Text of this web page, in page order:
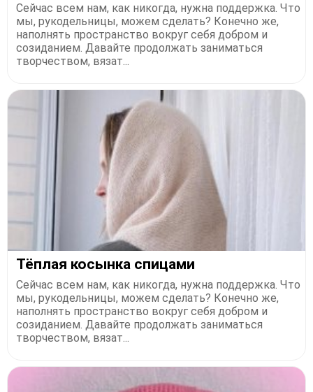
Сейчас всем нам, как никогда, нужна поддержка. Что
мы, рукодельницы, можем сделать? Конечно же,
наполнять пространство вокруг себя добром и
созиданием. Давайте продолжать заниматься
творчеством, вязат...
Тёплая косынка спицами
Сейчас всем нам, как никогда, нужна поддержка. Что
мы, рукодельницы, можем сделать? Конечно же,
наполнять пространство вокруг себя добром и
созиданием. Давайте продолжать заниматься
творчеством, вязат...